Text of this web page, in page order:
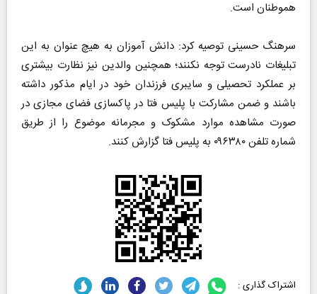
هموطنان است.
سرهنگ حسینی توصیه کرد: دانش آموزان به هیچ عنوان به این
تبلیغات نادرست توجه نکنند؛ همچنین والدین نیز نظارت بیشتری
بر عملکرد تحصیلی و سایبری فرزندان خود در ایام مذکور داشته
باشند و ضمن مشارکت با پلیس فتا در پاکسازی فضای مجازی در
صورت مشاهده موارد مشکوک و مجرمانه موضوع را از طریق
شماره تلفن ۰۹۶۳۸۰ به پلیس فتا گزارش کنند.
اشتراک گذاری :